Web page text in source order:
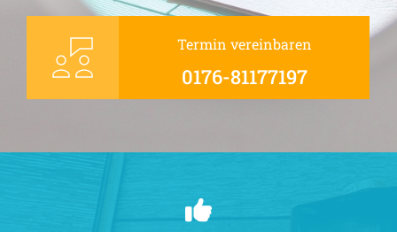
Termin vereinbaren
0176-81177197